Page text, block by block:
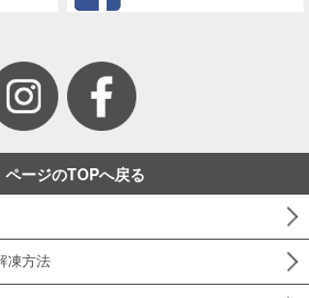
ページのTOPへ戻る
凍方法